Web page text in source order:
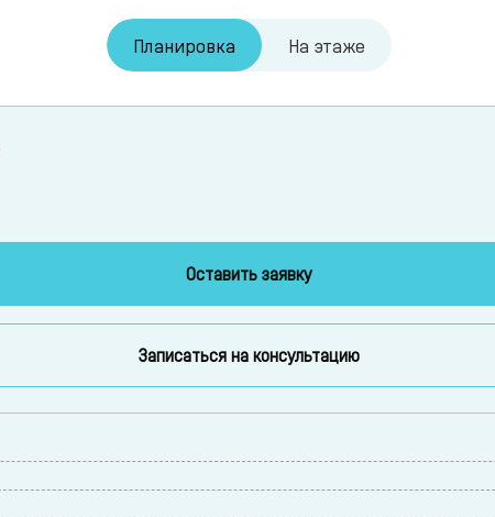
Планировка На этаже
Оставить заявку
Записаться на консультацию